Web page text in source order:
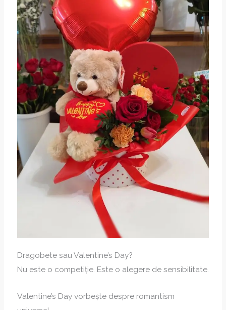
Dragobete sau Valentine’s Day?
Nu este o competiție. Este o alegere de sensibilitate.
Valentine’s Day vorbește despre romantism